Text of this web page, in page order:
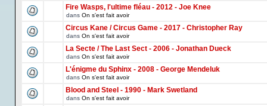
Fire Wasps, l'ultime fléau - 2012 - Joe Knee
dans On s'est fait avoir
Circus Kane / Circus Game - 2017 - Christopher Ray
dans On s'est fait avoir
La Secte / The Last Sect - 2006 - Jonathan Dueck
dans On s'est fait avoir
L'énigme du Sphinx - 2008 - George Mendeluk
dans On s'est fait avoir
Blood and Steel - 1990 - Mark Swetland
dans On s'est fait avoir